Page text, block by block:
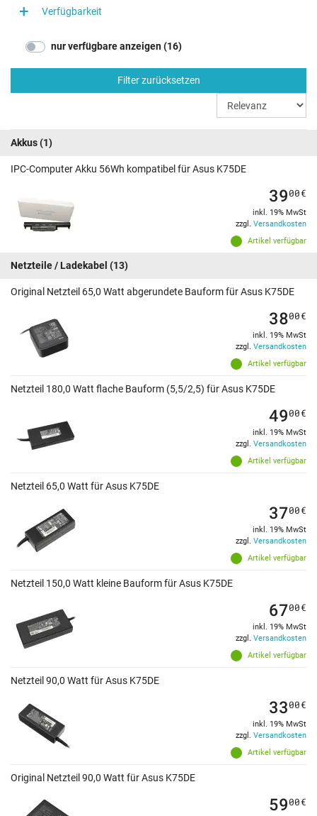
Verfügbarkeit
nur verfügbare anzeigen (16)
Filter zurücksetzen
Akkus(1)
IPC-Computer Akku 56Wh kompatibel für Asus K75DE
Artikel verfügbar
3900€
inkl. 19% MwSt
zzgl. Versandkosten
Netzteile / Ladekabel (13)
Original Netzteil 65,0 Watt abgerundete Bauform für Asus K75DE
Artikel verfügbar
3800€
inkl. 19% MwSt
zzgl. Versandkosten
Netzteil 180,0 Watt flache Bauform (5,5/2,5) für Asus K75DE
Artikel verfügbar
4900€
inkl. 19% MwSt
zzgl. Versandkosten
Netzteil 65,0 Watt für Asus K75DE
Artikel verfügbar
3700€
inkl. 19% MwSt
zzgl. Versandkosten
Netzteil 150,0 Watt kleine Bauform für Asus K75DE
Artikel verfügbar
6700€
inkl. 19% MwSt
zzgl. Versandkosten
Netzteil 90,0 Watt für Asus K75DE
Artikel verfügbar
3300€
inkl. 19% MwSt
zzgl. Versandkosten
Original Netzteil 90,0 Watt für Asus K75DE
5900€